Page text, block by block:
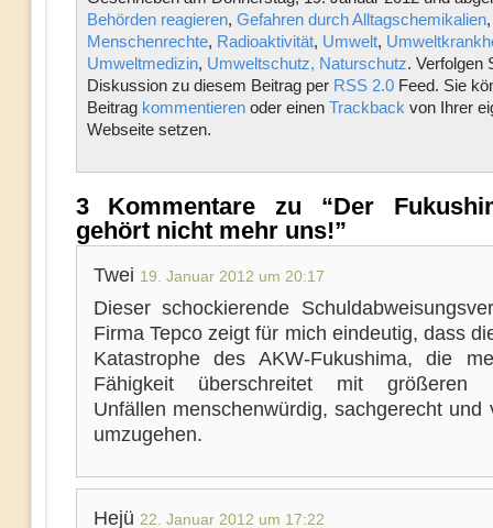
Behörden reagieren, Gefahren durch Alltagschemikalien
Menschenrechte, Radioaktivität, Umwelt,
Umweltmedizin, Umweltschutz, Naturschutz. Verfolgen
Diskussion zu diesem Beitrag per RSS 2.0Feed. Sie
Beitrag kommentierenoder einen Trackback von Ihrer
Webseite setzen.
3 Kommentare zu “Der
gehört nicht mehr uns!”
Twei 19. Januar 2012 um 20:17
Dieser schockierende
Firma Tepco zeigt für mich eindeutig, dass
Katastrophe des AKW-Fukushima, die
Fähigkeit überschreitet mit größeren
Unfällen menschenwürdig, sachgerecht und
umzugehen.
Hejü 22. Januar 2012 um 17:22